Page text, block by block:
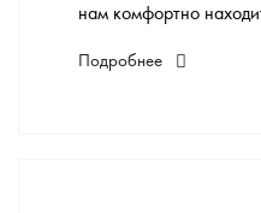
нам комфортно
Подробнее